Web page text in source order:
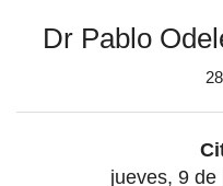
Dr Pablo
jueves, 9 de